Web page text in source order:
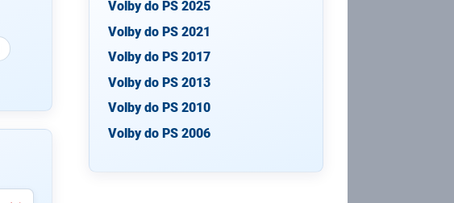
Volby do PS 2025
Volby do PS 2021
Volby do PS 2017
Volby do PS 2013
Volby do PS 2010
Volby do PS 2006